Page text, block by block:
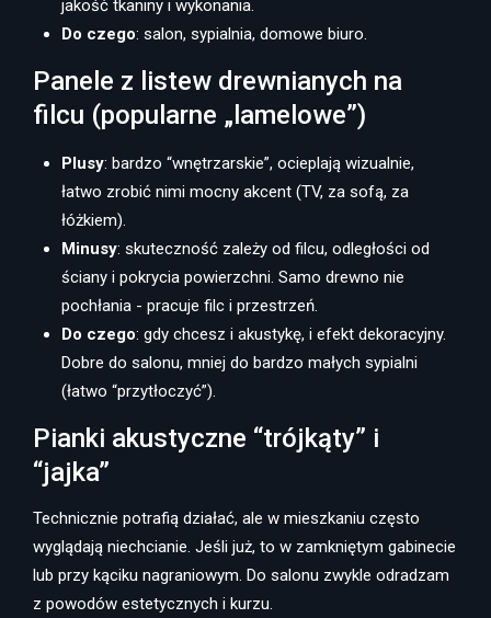
jakość tkaniny i wykonania.
Do czego: salon, sypialnia, domowe biuro.
Panele z listew drewnianych na
filcu (popularne „lamelowe”)
Plusy: bardzo “wnętrzarskie”, ocieplają wizualnie,
łatwo zrobić nimi mocny akcent (TV, za sofą, za
łóżkiem).
Minusy: skuteczność zależy od filcu, odległości od
ściany i pokrycia powierzchni. Samo drewno nie
pochłania - pracuje filc i przestrzeń.
Do czego: gdy chcesz i akustykę, i efekt dekoracyjny.
Dobre do salonu, mniej do bardzo małych sypialni
(łatwo “przytłoczyć”).
Pianki akustyczne “trójkąty” i
“jajka”
Technicznie potrafią działać, ale w mieszkaniu często
wyglądają niechcianie. Jeśli już, to w zamkniętym gabinecie
lub przy kąciku nagraniowym. Do salonu zwykle odradzam
z powodów estetycznych i kurzu.